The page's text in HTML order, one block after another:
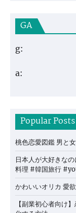
GA
g:
a:
Popular Posts
桃色恋愛図鑑 男と
日本人が大好きな
料理 #韓国旅行
かわいいオリカ 愛
【副業初心者向け